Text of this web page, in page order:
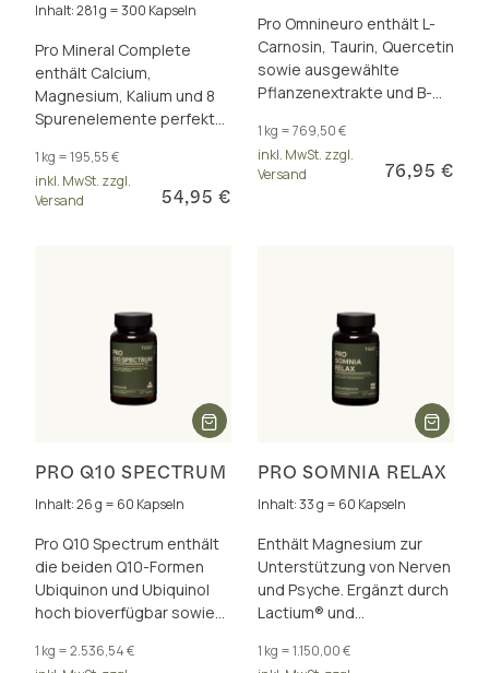
Inhalt: 281 g = 300 Kapseln
Pro Mineral Complete
enthält Calcium,
Magnesium, Kalium und 8
Spurenelemente perfekt
17 hervorragend
bioverfügbare Formen.
1 kg = 195,55 €
inkl. MwSt. zzgl.
Versand
54,95 €
Pro Omnineuro enthält L-
Carnosin, Taurin, Quercetin
sowie ausgewählte
Pflanzenextrakte und B-
und eine stabile Psyche.
1 kg = 769,50 €
inkl. MwSt. zzgl.
Versand
76,95 €
PRO Q10 SPECTRUM
Inhalt: 26 g = 60 Kapseln
Pro Q10 Spectrum enthält
die beiden Q10-Formen
Ubiquinon und Ubiquinol
hoch bioverfügbar sowie
Vitamin B3 für mehr Energie
1 kg = 2.536,54 €
PRO SOMNIA RELAX
Inhalt: 33 g = 60 Kapseln
Enthält Magnesium zur
Unterstützung von Nerven
und Psyche. Ergänzt durch
Lactium® und
Spargelextrakt – für eine
1 kg = 1.150,00 €